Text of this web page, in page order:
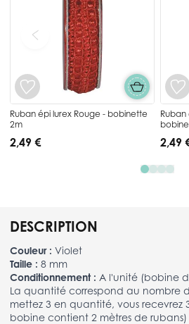
DESCRIPTION
Couleur : Violet
Taille : 8 mm
Conditionnement : A l'unité (bobine
La quantité correspond au nombre
mettez 3 en quantité, vous recevrez
bobine contient 2 mètres de rubans)
Ruban épi lurex Rouge - bobinette
2m
2,49 €
Ruban
2,49